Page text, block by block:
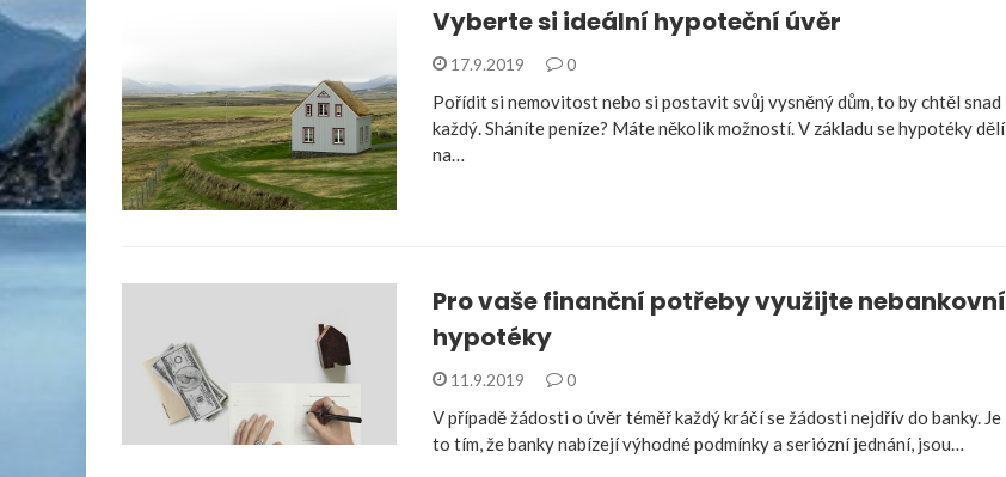
Vyberte si ideální hypoteční úvěr
17.9.2019 0
Pořídit si nemovitost nebo si postavit svůj vysněný dům, to by chtěl snad
každý. Sháníte peníze? Máte několik možností. V základu se hypotéky dělí
na…
Pro vaše finanční potřeby využijte nebankovní
hypotéky
11.9.2019 0
V případě žádosti o úvěr téměř každý kráčí se žádosti nejdřív do banky. Je
to tím, že banky nabízejí výhodné podmínky a seriózní jednání, jsou…